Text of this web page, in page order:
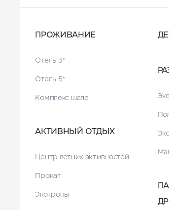
ПРОЖИВАНИЕ
Отель 3*
Отель 5*
Комплекс шале
АКТИВНЫЙ ОТДЫХ
Центр летних активностей
Прокат
Экотропы